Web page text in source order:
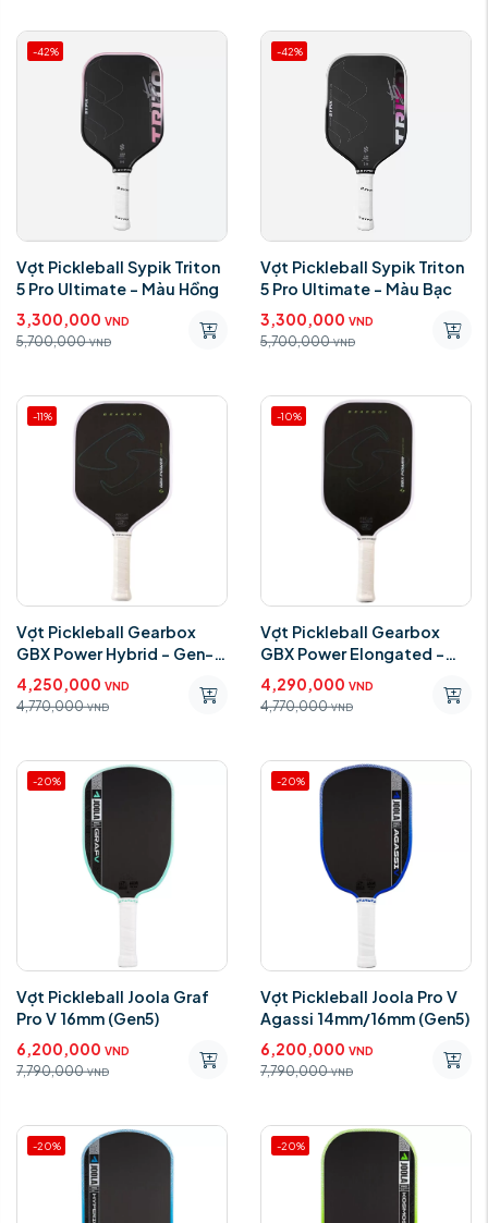
-42%
Vợt Pickleball Sypik Triton
5 Pro Ultimate - Màu Hồng
3,300,000 VND
5,700,000 VND
-42%
Vợt Pickleball Sypik Triton
5 Pro Ultimate - Màu Bạc
3,300,000 VND
5,700,000 VND
-11%
Vợt Pickleball Gearbox
GBX Power Hybrid - Gen-3
Honeycomb
4,250,000 VND
4,770,000 VND
-10%
Vợt Pickleball Gearbox
GBX Power Elongated -
Gen-3 Honeycomb
4,290,000 VND
4,770,000 VND
-20%
Vợt Pickleball Joola Graf
Pro V 16mm (Gen5)
6,200,000 VND
7,790,000 VND
-20%
Vợt Pickleball Joola Pro V
Agassi 14mm/16mm (Gen5)
6,200,000 VND
7,790,000 VND
-20% -20%